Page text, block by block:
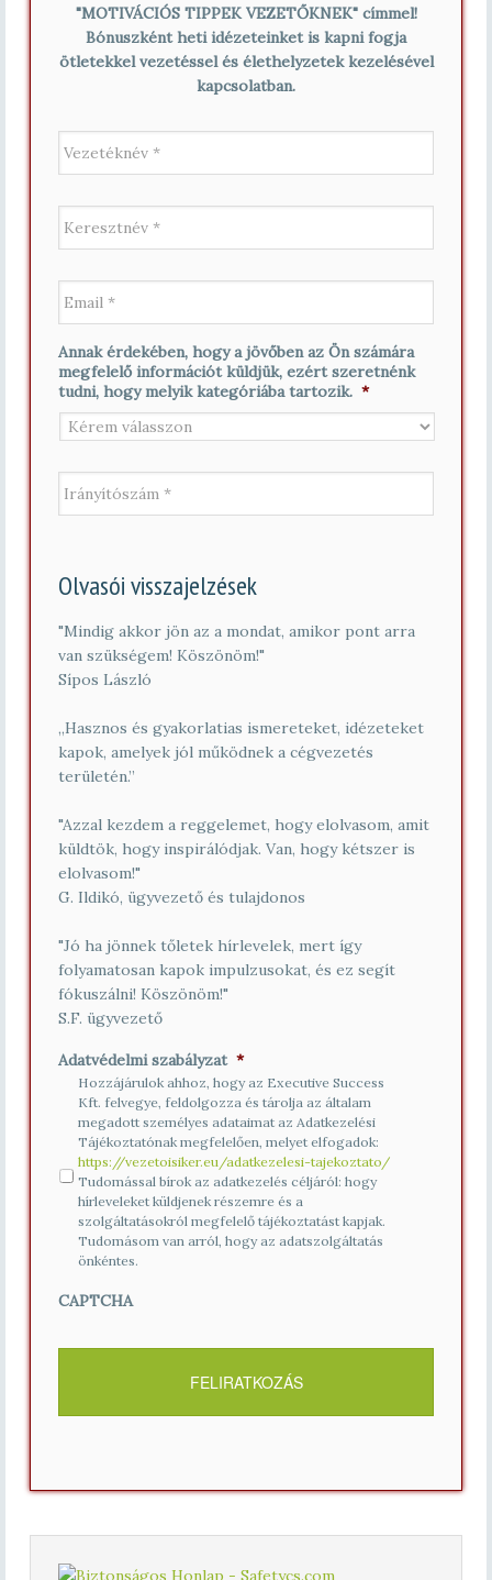
"MOTIVÁCIÓS TIPPEK VEZETŐKNEK" címmel!
Bónuszként heti idézeteinket is kapni fogja
ötletekkel vezetéssel és élethelyzetek kezelésével
kapcsolatban.
V
e
t
é
k
é
v
*
K
e
s
z
t
n
é
v
*
E
m
l
*
Annak érdekében, hogy a jövőben az Ön számára
megfelelő információt küldjük, ezért szeretnénk
tudni, hogy melyik kategóriába tartozik. *
I
r
t
s
á
m
Olvasói visszajelzések
"Mindig akkor jön az a mondat, amikor pont arra
van szükségem! Köszönöm!"
Sípos László
„Hasznos és gyakorlatias ismereteket, idézeteket
kapok, amelyek jól működnek a cégvezetés
területén.”
"Azzal kezdem a reggelemet, hogy elolvasom, amit
küldtök, hogy inspirálódjak. Van, hogy kétszer is
elolvasom!"
G. Ildikó, ügyvezető és tulajdonos
"Jó ha jönnek tőletek hírlevelek, mert így
folyamatosan kapok impulzusokat, és ez segít
fókuszálni! Köszönöm!"
S.F. ügyvezető
Adatvédelmi szabályzat *
Hozzájárulok ahhoz, hogy az Executive Success
Kft. felvegye, feldolgozza és tárolja az általam
megadott személyes adataimat az Adatkezelési
Tájékoztatónak megfelelően, melyet elfogadok:
https://vezetoisiker.eu/adatkezelesi-tajekoztato/
Tudomással bírok az adatkezelés céljáról: hogy
hírleveleket küldjenek részemre és a
szolgáltatásokról megfelelő tájékoztatást kapjak.
Tudomásom van arról, hogy az adatszolgáltatás
önkéntes.
CAPTCHA